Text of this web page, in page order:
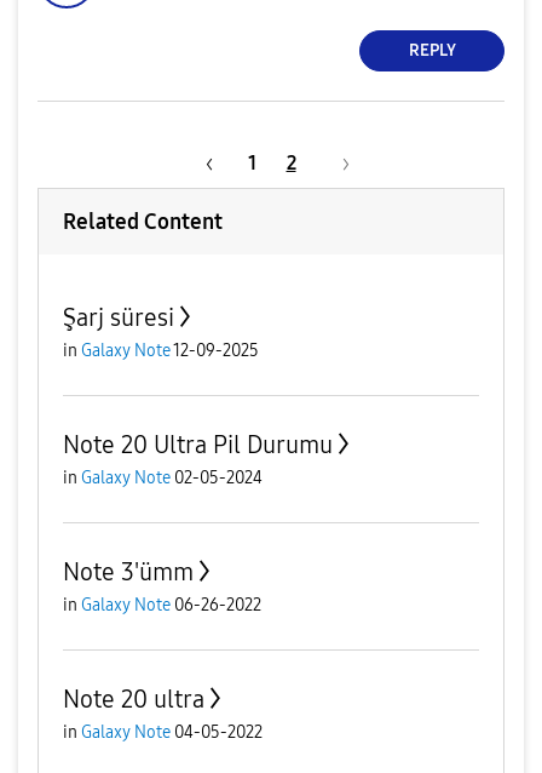
REPLY
1 2
Related Content
Şarj süresi
in Galaxy Note12-09-2025
Note 20 Ultra Pil Durumu
in Galaxy Note 02-05-2024
Note 3'ümm
in Galaxy Note 06-26-2022
Note 20 ultra
in Galaxy Note 04-05-2022